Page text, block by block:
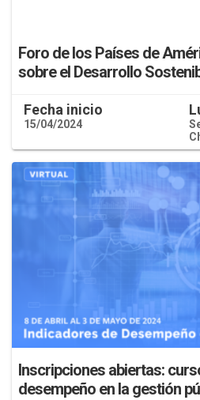
Foro de los Países de
sobre el Desarrollo
Fecha inicio
15/04/2024
Inscripciones abiertas:
desempeño en la gestión